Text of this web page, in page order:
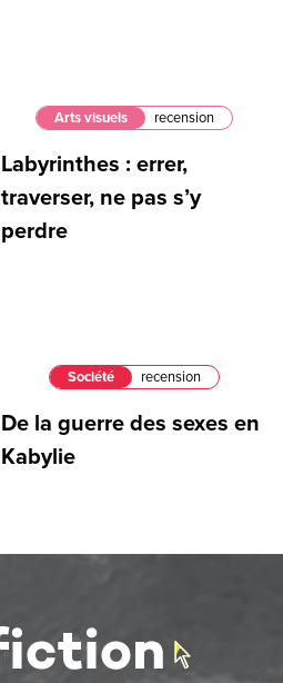
Arts visuels recension
Labyrinthes : errer,
traverser, ne pas s’y
perdre
Société recension
De la guerre des sexes en
Kabylie